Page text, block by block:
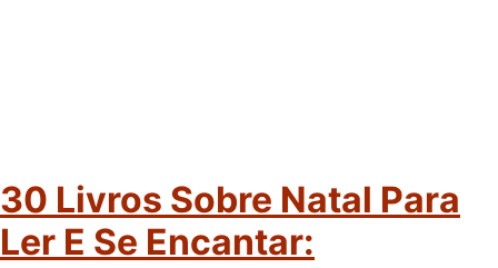
30 Livros Sobre Natal Para
Ler E Se Encantar: